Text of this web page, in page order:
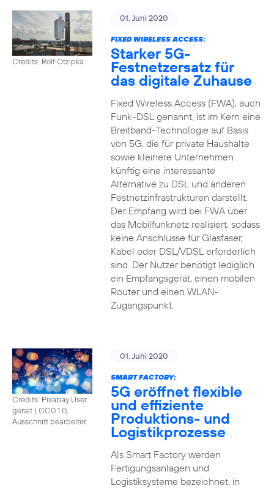
Credits: Rolf Otzipka
01. Juni 2020
FIXED WIRELESS ACCESS:
Starker 5G-
Festnetzersatz für
das digitale Zuhause
Fixed Wireless Access (FWA), auch
Funk-DSL genannt, ist im Kern eine
Breitband-Technologie auf Basis
von 5G, die für private Haushalte
sowie kleinere Unternehmen
künftig eine interessante
Alternative zu DSL und anderen
Festnetzinfrastrukturen darstellt.
Der Empfang wird bei FWA über
das Mobilfunknetz realisiert, sodass
keine Anschlüsse für Glasfaser,
Kabel oder DSL/VDSL erforderlich
sind. Der Nutzer benötigt lediglich
ein Empfangsgerät, einen mobilen
Router und einen WLAN-
Zugangspunkt.
Credits: Pixabay User
geralt | CC0 1.0,
Ausschnitt bearbeitet
01. Juni 2020
SMART FACTORY:
5G eröffnet flexible
und effiziente
Produktions- und
Logistikprozesse
Als Smart Factory werden
Fertigungsanlagen und
Logistiksysteme bezeichnet, in